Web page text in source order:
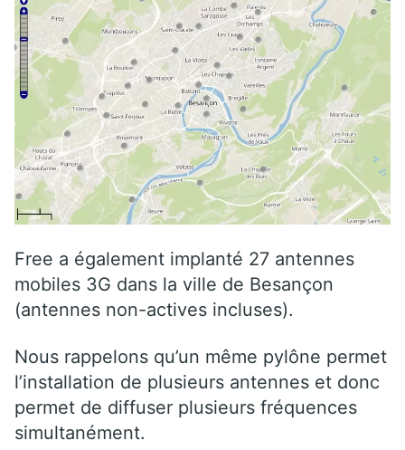
Free a également implanté 27 antennes
mobiles 3G dans la ville de Besançon
(antennes non-actives incluses).
Nous rappelons qu’un même pylône permet
l’installation de plusieurs antennes et donc
permet de diffuser plusieurs fréquences
simultanément.